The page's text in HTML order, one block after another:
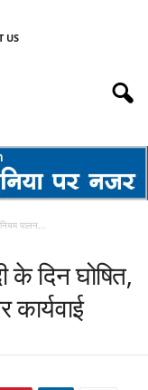
US
नियम पालन...
के दिन घोषित,